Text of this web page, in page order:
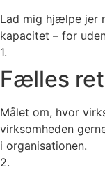
Lad mig hjælpe jer
kapacitet – for
1.
Fælles
Målet om, hvor
virksomheden
i organisationen.
2.